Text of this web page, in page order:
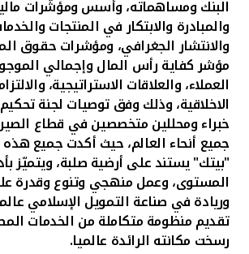
مصر
المملكة المتحدة
مملكة البحرين
البنك ومساهماته، وأسس ومؤشّرات
والمبادرة والابتكار في المنتجات
والانتشار الجغرافي، ومؤشرات حقوق
مؤشر كفاية رأس المال وإجمالي
العملاء، والعلاقات الاستراتيجية،
الاخلاقية، وذلك وفق توصيات لجنة
خبراء ومحللين متخصصين في قطاع
جميع أنحاء العالم، حيث أكدت جميع هذه
"بيتك" يستند على أرضية صلبة، ويتميّز
المستوى، وعمل منهجي وتنوع وقدرة
وريادة في صناعة التمويل الإسلامي
تقديم منظومة متكاملة من الخدمات
رسخت مكانته الرائدة عالميا.